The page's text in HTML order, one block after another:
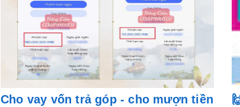
Cho vay vốn trả góp - cho mượn tiền